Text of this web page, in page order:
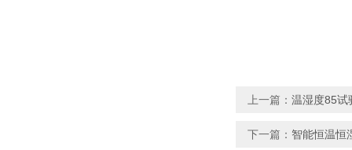
上一篇： 温湿度85试
下一篇： 智能恒温恒